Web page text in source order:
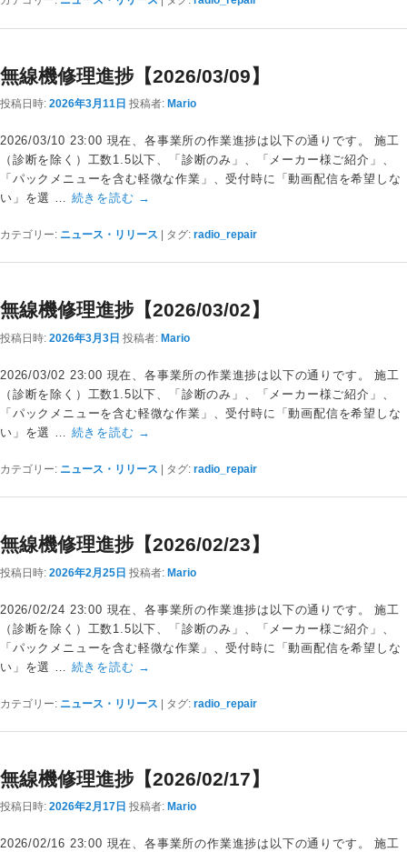
無線機修理進捗【2026/03/09】
投稿日時: 2026年3月11日 投稿者: Mario
2026/03/10 23:00 現在、各事業所の作業進捗は以下の通りです。 施工
（診断を除く）工数1.5以下、「診断のみ」、「メーカー様ご紹介」、
「パックメニューを含む軽微な作業」、受付時に「動画配信を希望しな
い」を選 … 続きを読む →
カテゴリー: ニュース・リリース タグ: radio_repair
無線機修理進捗【2026/03/02】
投稿日時: 2026年3月3日 投稿者: Mario
2026/03/02 23:00 現在、各事業所の作業進捗は以下の通りです。 施工
（診断を除く）工数1.5以下、「診断のみ」、「メーカー様ご紹介」、
「パックメニューを含む軽微な作業」、受付時に「動画配信を希望しな
い」を選 … 続きを読む →
カテゴリー: ニュース・リリース タグ: radio_repair
無線機修理進捗【2026/02/23】
投稿日時: 2026年2月25日 投稿者: Mario
2026/02/24 23:00 現在、各事業所の作業進捗は以下の通りです。 施工
（診断を除く）工数1.5以下、「診断のみ」、「メーカー様ご紹介」、
「パックメニューを含む軽微な作業」、受付時に「動画配信を希望しな
い」を選 … 続きを読む →
カテゴリー: ニュース・リリース | タグ: radio_repair
無線機修理進捗【2026/02/17】
投稿日時: 2026年2月17日 投稿者: Mario
2026/02/16 23:00 現在、各事業所の作業進捗は以下の通りです。 施工